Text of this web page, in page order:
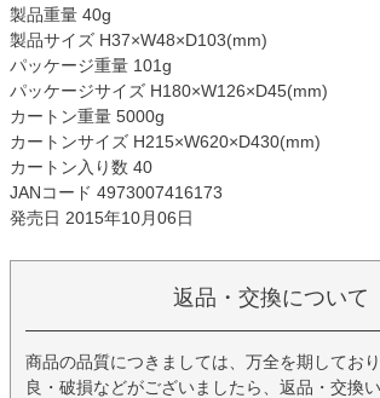
製品重量 40g
製品サイズ H37×W48×D103(mm)
パッケージ重量 101g
パッケージサイズ H180×W126×D45(mm)
カートン重量 5000g
カートンサイズ H215×W620×D430(mm)
カートン入り数 40
JANコード 4973007416173
発売日 2015年10月06日
返品・交換について
商品の品質につきましては、万全を期してお
良・破損などがございましたら、返品・交換い